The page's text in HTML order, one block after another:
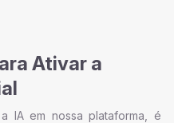
Ativar a
IA em nossa plataforma, é